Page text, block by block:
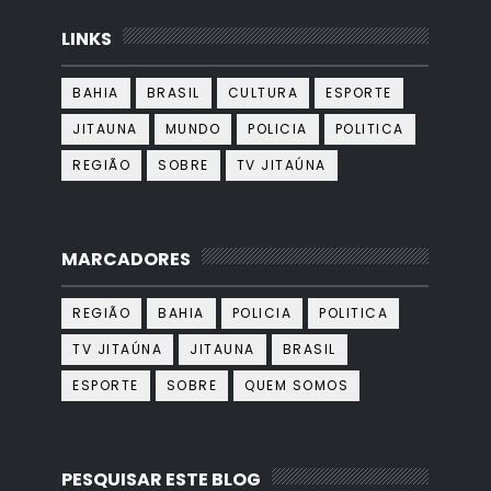
LINKS
BAHIA BRASIL CULTURA
ESPORTE
JITAUNA
MUNDO POLICIA
POLITICA
REGIÃO
SOBRE TV JITAÚNA
MARCADORES
REGIÃO BAHIA POLICIA
POLITICA
TV JITAÚNA
JITAUNA
BRASIL
ESPORTE
SOBRE QUEM SOMOS
PESQUISAR ESTE BLOG